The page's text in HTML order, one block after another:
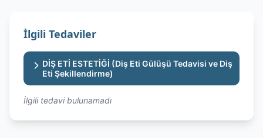
İlgili Tedaviler
DİŞ ETİ ESTETİĞİ (Diş Eti Gülüşü Tedavisi ve Diş
Eti Şekillendirme)
İlgili tedavi bulunamadı